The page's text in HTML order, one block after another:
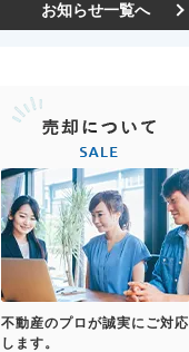
お知らせ一覧へ
不動産のプロが誠実にご対応
します。